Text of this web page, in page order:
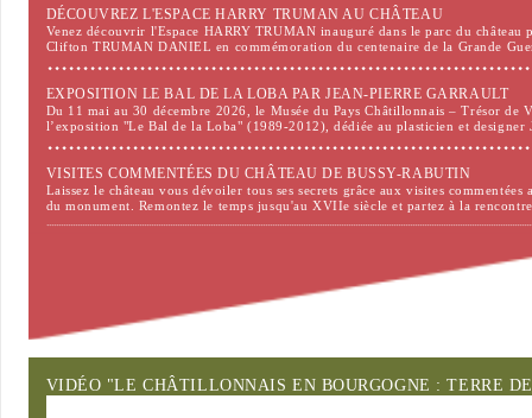
DÉCOUVREZ L'ESPACE HARRY TRUMAN AU CHÂTEAU
Venez découvrir l'Espace HARRY TRUMAN inauguré dans le parc du château
Clifton TRUMAN DANIEL en commémoration du centenaire de la Grande
EXPOSITION LE BAL DE LA LOBA PAR JEAN-PIERRE GARRAULT
Du 11 mai au 30 décembre 2026, le Musée du Pays Châtillonnais – Trésor de
l’exposition "Le Bal de la Loba" (1989-2012), dédiée au plasticien et
VISITES COMMENTÉES DU CHÂTEAU DE BUSSY-RABUTIN
Laissez le château vous dévoiler tous ses secrets grâce aux visites commentées
du monument. Remontez le temps jusqu'au XVIIe siècle et partez à la
Laissez le château vous dévoiler tous ses secrets grâce aux visites commentées
du monument. Remontez le temps jusqu'au XVIIe siècle et partez à la
Tous les évènements
VIDÉO "LE CHÂTILLONNAIS EN BOURGOGNE : TERRE